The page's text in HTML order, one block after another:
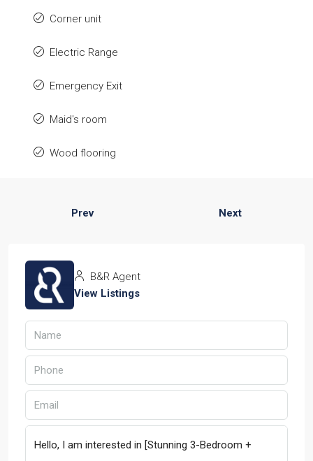
Corner unit
Electric Range
Emergency Exit
Maid's room
Wood flooring
Prev Next
B&R Agent
View Listings